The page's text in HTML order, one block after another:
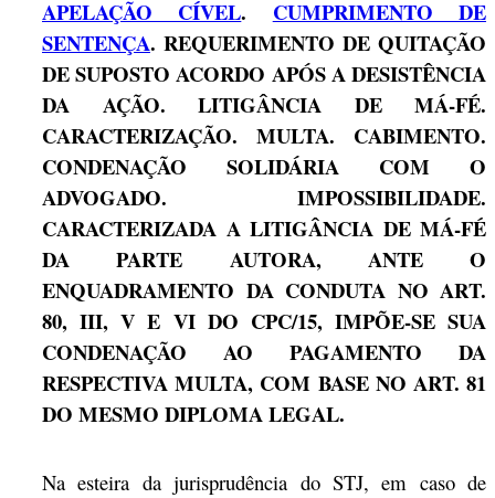
APELAÇÃO CÍVEL. CUMPRIMENTO DE
SENTENÇA. REQUERIMENTO DE QUITAÇÃO
DE SUPOSTO ACORDO APÓS A DESISTÊNCIA
DA AÇÃO. LITIGÂNCIA DE MÁ-FÉ.
CARACTERIZAÇÃO. MULTA. CABIMENTO.
CONDENAÇÃO SOLIDÁRIA COM O
ADVOGADO. IMPOSSIBILIDADE.
CARACTERIZADA A LITIGÂNCIA DE MÁ-FÉ
DA PARTE AUTORA, ANTE O
ENQUADRAMENTO DA CONDUTA NO ART.
80, III, V E VI DO CPC/15, IMPÕE-SE SUA
CONDENAÇÃO AO PAGAMENTO DA
RESPECTIVA MULTA, COM BASE NO ART. 81
DO MESMO DIPLOMA LEGAL.
Na esteira da jurisprudência do STJ, em caso de